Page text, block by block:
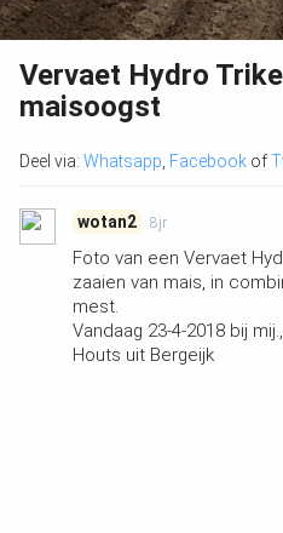
Vervaet Hydro Trike
maisoogst
Deel via: Whatsapp, Facebook of
wotan2 8jr
Foto van een Vervaet
zaaien van mais, in
mest.
Vandaag 23-4-2018 bij
Houts uit Bergeijk